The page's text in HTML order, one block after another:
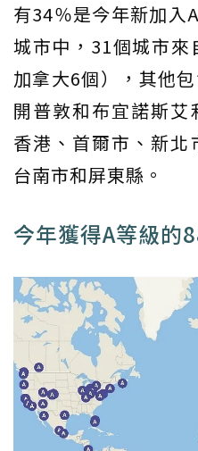
有34％是今年新加入
城市中，31個城市來
加拿大6個），其他
開普敦和布宜諾斯
香港、首爾市、新北
台南市和屏東縣。
今年獲得A等級的